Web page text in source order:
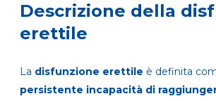
Descrizione della
erettile
La disfunzione erettile è definita
persistente incapacità di